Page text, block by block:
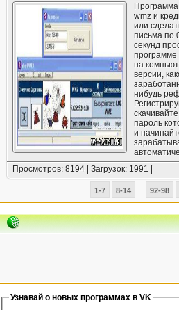
wmz и
или
письма по
секунд
программе
на
версии,
нибудь
пароль
и
Просмотров: 8194 | Загрузок: 1991 |
1-7 8-14 ... 92-98
Узнавай о новых программах в VK